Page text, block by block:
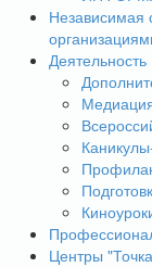
Независимая
Деятельность
Центры